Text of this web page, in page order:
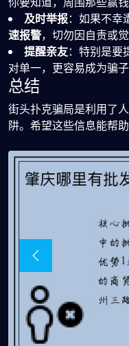
及时举报：如果不幸
速报警，切勿因自责或
提醒亲友：特别是要
对单一，更容易成为骗子
总结
街头扑克骗局是利用了
阱。希望这些信息能帮